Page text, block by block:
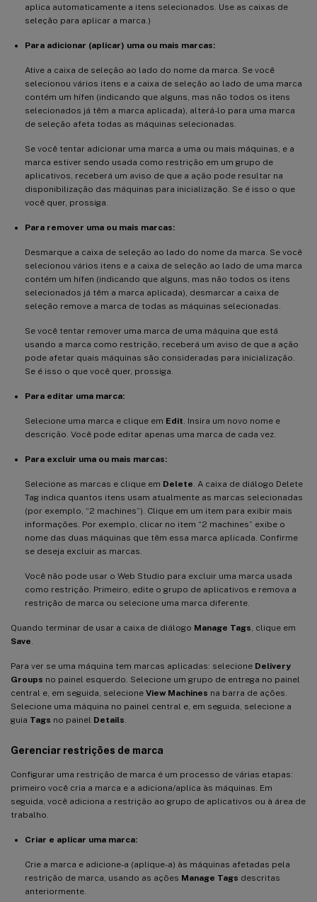
aplica automaticamente a itens selecionados. Use as caixas de
seleção para aplicar a marca.)
Para adicionar (aplicar) uma ou mais marcas:
Ative a caixa de seleção ao lado do nome da marca. Se você
selecionou vários itens e a caixa de seleção ao lado de uma marca
contém um hífen (indicando que alguns, mas não todos os itens
selecionados já têm a marca aplicada), alterá-lo para uma marca
de seleção afeta todas as máquinas selecionadas.
Se você tentar adicionar uma marca a uma ou mais máquinas, e a
marca estiver sendo usada como restrição em um grupo de
aplicativos, receberá um aviso de que a ação pode resultar na
disponibilização das máquinas para inicialização. Se é isso o que
você quer, prossiga.
Para remover uma ou mais marcas:
Desmarque a caixa de seleção ao lado do nome da marca. Se você
selecionou vários itens e a caixa de seleção ao lado de uma marca
contém um hífen (indicando que alguns, mas não todos os itens
selecionados já têm a marca aplicada), desmarcar a caixa de
seleção remove a marca de todas as máquinas selecionadas.
Se você tentar remover uma marca de uma máquina que está
usando a marca como restrição, receberá um aviso de que a ação
pode afetar quais máquinas são consideradas para inicialização.
Se é isso o que você quer, prossiga.
Para editar uma marca:
Selecione uma marca e clique em Edit . Insira um novo nome e
descrição. Você pode editar apenas uma marca de cada vez.
Para excluir uma ou mais marcas:
Selecione as marcas e clique em Delete . A caixa de diálogo Delete
Tag indica quantos itens usam atualmente as marcas selecionadas
(por exemplo, “2 machines”). Clique em um item para exibir mais
informações. Por exemplo, clicar no item “2 machines” exibe o
nome das duas máquinas que têm essa marca aplicada. Confirme
se deseja excluir as marcas.
Você não pode usar o Web Studio para excluir uma marca usada
como restrição. Primeiro, edite o grupo de aplicativos e remova a
restrição de marca ou selecione uma marca diferente.
Quando terminar de usar a caixa de diálogo Manage Tags , clique em
Save
Para ver se uma máquina tem marcas aplicadas: selecione Delivery
Groups no painel esquerdo. Selecione um grupo de entrega no painel
central e, em seguida, selecione View Machines na barra de ações.
Selecione uma máquina no painel central e, em seguida, selecione a
guia Tags no painel Details
Gerenciar restrições de marca
Configurar uma restrição de marca é um processo de várias etapas:
primeiro você cria a marca e a adiciona/aplica às máquinas. Em
seguida, você adiciona a restrição ao grupo de aplicativos ou à área de
trabalho.
Criar e aplicar uma marca:
Crie a marca e adicione-a (aplique-a) às máquinas afetadas pela
restrição de marca, usando as ações Manage Tags descritas
anteriormente.